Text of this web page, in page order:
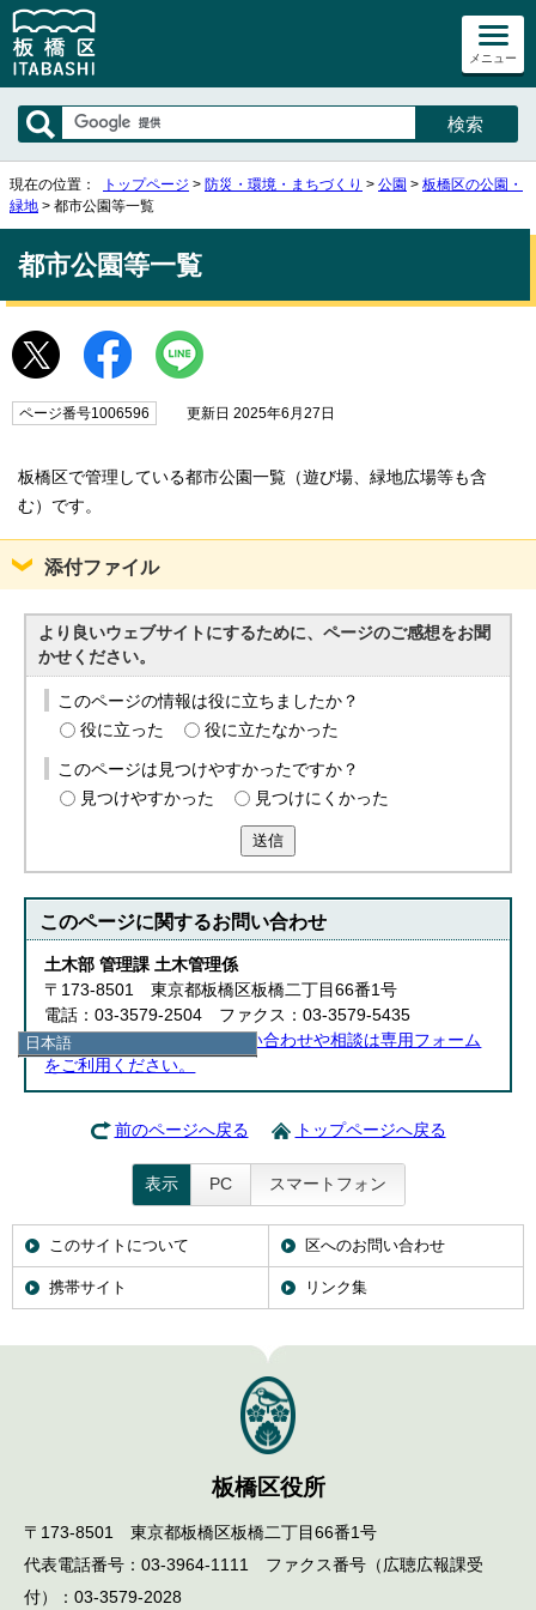
メニュー
日本語
日本語
English
現在の位置： トップページ > 防災・環境・まちづくり > 公園 > 板橋区の公園・
緑地 > 都市公園等一覧
都市公園等一覧
ページ番号1006596 更新日 2025年6月27日
板橋区で管理している都市公園一覧（遊び場、緑地広場等も含
む）です。
添付ファイル
より良いウェブサイトにするために、ページのご感想をお聞
かせください。
このページの情報は役に立ちましたか？
役に立った
役に立たなかった
このページは見つけやすかったですか？
見つけやすかった
見つけにくかった
送信
このページに関するお問い合わせ
土木部 管理課 土木管理係
〒173-8501 東京都板橋区板橋二丁目66番1号
電話：03-3579-2504 ファクス：03-3579-5435
土木部 管理課へのお問い合わせや相談は専用フォーム
をご利用ください。
前のページへ戻る トップページへ戻る
表示 PC スマートフォン
このサイトについて 区へのお問い合わせ
携帯サイト リンク集
板橋区役所
〒173-8501 東京都板橋区板橋二丁目66番1号
代表電話番号：03-3964-1111 ファクス番号（広聴広報課受
付）：03-3579-2028